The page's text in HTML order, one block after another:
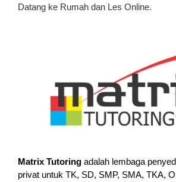
Datang ke Rumah dan Les Online.
Matrix Tutoring adalah lembaga
privat untuk TK, SD, SMP, SMA, TKA,